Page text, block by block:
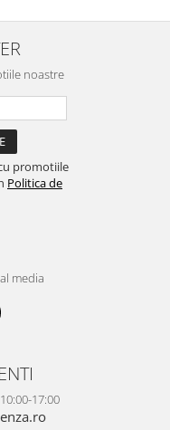
noastre
promotiile
Politica de
media
17:00